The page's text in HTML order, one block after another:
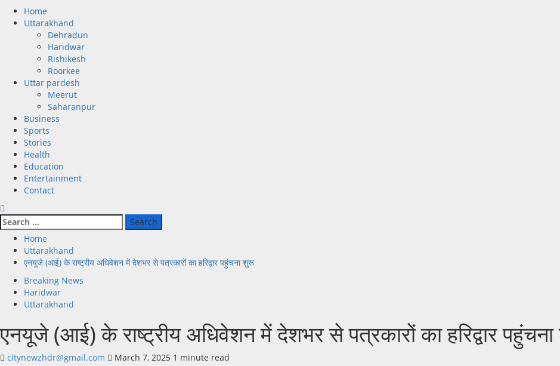
Primary
Menu
Home
Uttarakhand
Dehradun
Haridwar
Rishikesh
Roorkee
Uttar pardesh
Meerut
Saharanpur
Business
Sports
Stories
Health
Education
Entertainment
Contact
Search
for:
Home
Uttarakhand
एनयूजे (आई) के राष्ट्रीय अधिवेशन में देशभर से पत्रकारों का हरिद्वार पहुंचना शुरू
Breaking News
Haridwar
Uttarakhand
एनयूजे (आई) के राष्ट्रीय अधिवेशन में देशभर से पत्रकारों का हरिद्वार
citynewzhdr@gmail.com March 7, 2025 1 minute read